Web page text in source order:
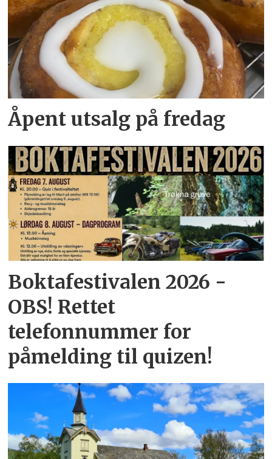
Åpent utsalg på fredag
Boktafestivalen 2026 -
OBS! Rettet
telefonnummer for
påmelding til quizen!